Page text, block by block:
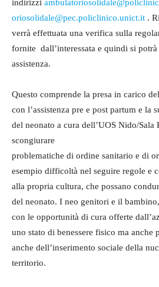
indirizzi
oriosolidale@pec.policlinico.unict.it .
verrà effettuata una verifica sulla
fornite dall’interessata e quindi si
assistenza.
Questo comprende la presa in carico
con l’assistenza pre e post partum e la
del neonato a cura dell’UOS Nido/Sala
scongiurare
problematiche di ordine sanitario e di
esempio difficoltà nel seguire regole e
alla propria cultura, che possano
del neonato. I neo genitori e il
con le opportunità di cura offerte
uno stato di benessere fisico ma anche
anche dell’inserimento sociale della
territorio.